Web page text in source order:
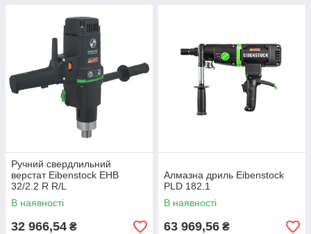
Ручний свердлильний
верстат Eibenstock EHB
32/2.2 R R/L
В наявності
32 966,54 ₴
Алмазна дриль Eibenstock
PLD 182.1
В наявності
63 969,56 ₴